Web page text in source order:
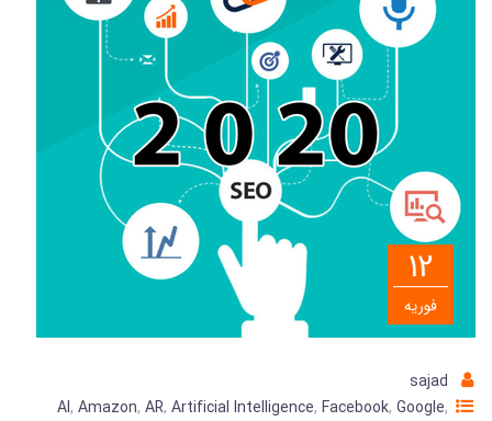
12
فوریه
sajad
AI, Amazon, AR, Artificial Intelligence, Facebook, Google,